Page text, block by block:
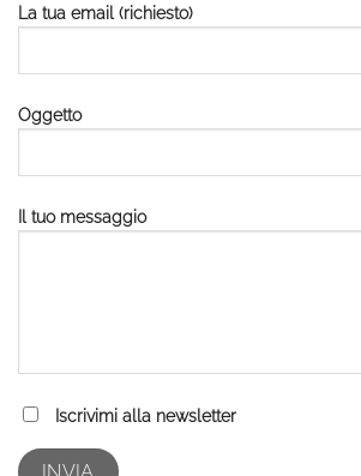
La tua email (richiesto)
Oggetto
Il tuo messaggio
Iscrivimi alla newsletter